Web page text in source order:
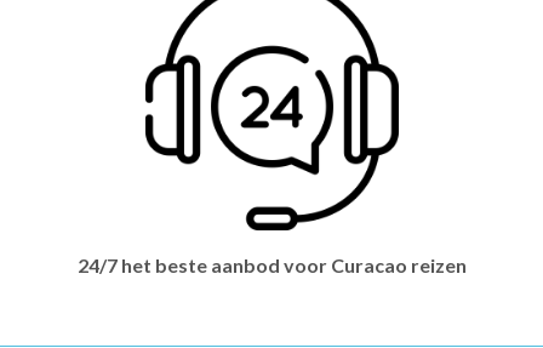
24/7 het beste aanbod voor Curacao reizen